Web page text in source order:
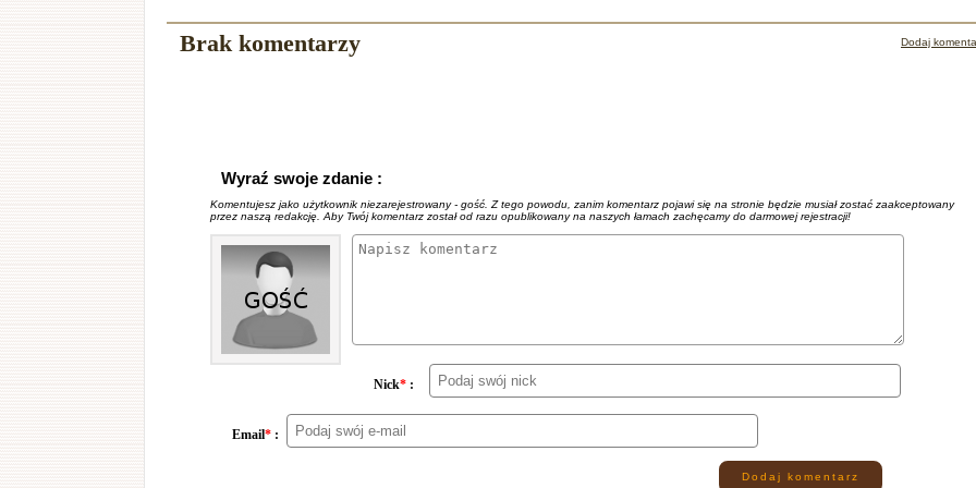
Brak komentarzy Dodaj
Wyraź swoje zdanie :
Komentujesz jako użytkownik niezarejestrowany - gość. Z tego powodu, zanim komentarz pojawi się na stronie będzie musiał zostać zaakceptowany
przez naszą redakcję. Aby Twój komentarz został od razu opublikowany na naszych łamach zachęcamy do darmowej rejestracji!
Nick* :
Email* :
Dodaj komentarz